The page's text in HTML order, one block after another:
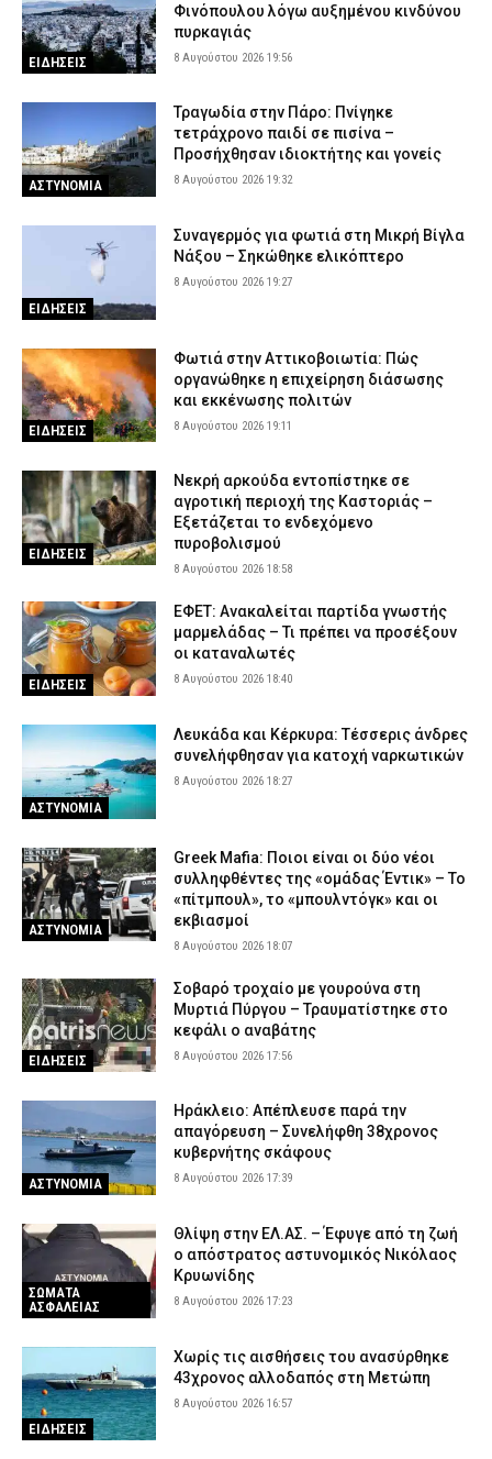
ΕΙΔΗΣΕΙΣ
Φινόπουλου λόγω αυξημένου κινδύνου
πυρκαγιάς
8 Αυγούστου 2026 19:56
ΑΣΤΥΝΟΜΙΑ
Τραγωδία στην Πάρο: Πνίγηκε
τετράχρονο παιδί σε πισίνα –
Προσήχθησαν ιδιοκτήτης και γονείς
8 Αυγούστου 2026 19:32
ΕΙΔΗΣΕΙΣ
Συναγερμός για φωτιά στη Μικρή Βίγλα
Νάξου – Σηκώθηκε ελικόπτερο
8 Αυγούστου 2026 19:27
ΕΙΔΗΣΕΙΣ
Φωτιά στην Αττικοβοιωτία: Πώς
οργανώθηκε η επιχείρηση διάσωσης
και εκκένωσης πολιτών
8 Αυγούστου 2026 19:11
ΕΙΔΗΣΕΙΣ
Νεκρή αρκούδα εντοπίστηκε σε
αγροτική περιοχή της Καστοριάς –
Εξετάζεται το ενδεχόμενο
πυροβολισμού
8 Αυγούστου 2026 18:58
ΕΙΔΗΣΕΙΣ
ΕΦΕΤ: Ανακαλείται παρτίδα γνωστής
μαρμελάδας – Τι πρέπει να προσέξουν
οι καταναλωτές
8 Αυγούστου 2026 18:40
ΑΣΤΥΝΟΜΙΑ
Λευκάδα και Κέρκυρα: Τέσσερις άνδρες
συνελήφθησαν για κατοχή ναρκωτικών
8 Αυγούστου 2026 18:27
ΑΣΤΥΝΟΜΙΑ
Greek Mafia: Ποιοι είναι οι δύο νέοι
συλληφθέντες της «ομάδας Έντικ» – Το
«πίτμπουλ», το «μπουλντόγκ» και οι
εκβιασμοί
8 Αυγούστου 2026 18:07
ΕΙΔΗΣΕΙΣ
Σοβαρό τροχαίο με γουρούνα στη
Μυρτιά Πύργου – Τραυματίστηκε στο
κεφάλι ο αναβάτης
8 Αυγούστου 2026 17:56
ΑΣΤΥΝΟΜΙΑ
Ηράκλειο: Απέπλευσε παρά την
απαγόρευση – Συνελήφθη 38χρονος
κυβερνήτης σκάφους
8 Αυγούστου 2026 17:39
ΣΩΜΑΤΑ
ΑΣΦΑΛΕΙΑΣ
Θλίψη στην ΕΛ.ΑΣ. – Έφυγε από τη ζωή
ο απόστρατος αστυνομικός Νικόλαος
Κρυωνίδης
8 Αυγούστου 2026 17:23
ΕΙΔΗΣΕΙΣ
Χωρίς τις αισθήσεις του ανασύρθηκε
43χρονος αλλοδαπός στη Μετώπη
8 Αυγούστου 2026 16:57